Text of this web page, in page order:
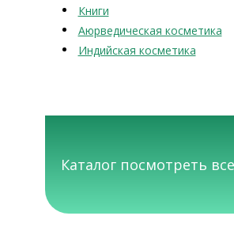
Книги
Аюрведическая косметика
Индийская косметика
Каталог посмотреть